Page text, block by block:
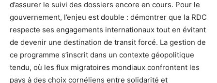
d’assurer le suivi des dossiers encore en cours. Pour le
gouvernement, l’enjeu est double : démontrer que la RDC
respecte ses engagements internationaux tout en évitant
de devenir une destination de transit forcé. La gestion de
ce programme s’inscrit dans un contexte géopolitique
tendu, où les flux migratoires mondiaux confrontent les
pays à des choix cornéliens entre solidarité et